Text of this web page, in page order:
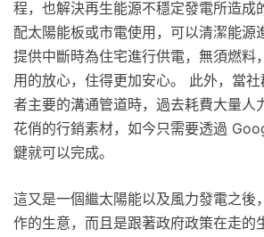
程，也解決再生能源不穩定發電所造成
配太陽能板或市電使用，可以清潔能源
提供中斷時為住宅進行供電，無須燃料
用的放心，住得更加安心。 此外，當
者主要的溝通管道時，過去耗費大量人
花俏的行銷素材，如今只需要透過
鍵就可以完成。
這又是一個繼太陽能以及風力發電之後
作的生意，而且是跟著政府政策在走的